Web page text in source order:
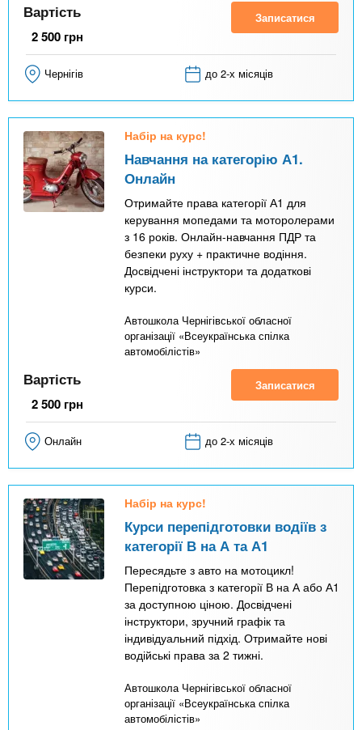
Вартість
2 500 грн
Записатися
Чернігів до 2-х місяців
Набір на курс!
Навчання на категорію А1.
Онлайн
Отримайте права категорії А1 для
керування мопедами та моторолерами
з 16 років. Онлайн-навчання ПДР та
безпеки руху + практичне водіння.
Досвідчені інструктори та додаткові
курси.
Автошкола Чернігівської обласної
організації «Всеукраїнська спілка
автомобілістів»
Вартість
2 500 грн
Записатися
Онлайн до 2-х місяців
Набір на курс!
Курси перепідготовки водіїв з
категорії В на А та А1
Пересядьте з авто на мотоцикл!
Перепідготовка з категорії В на А або А1
за доступною ціною. Досвідчені
інструктори, зручний графік та
індивідуальний підхід. Отримайте нові
водійські права за 2 тижні.
Автошкола Чернігівської обласної
організації «Всеукраїнська спілка
автомобілістів»